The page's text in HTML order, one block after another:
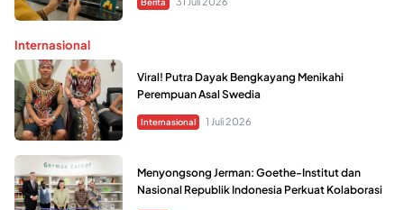
Internasional
Viral! Putra Dayak Bengkayang Menikahi
Perempuan Asal Swedia
Internasional 1 Juli 2026
Menyongsong Jerman: Goethe-Institut dan
Nasional Republik Indonesia Perkuat Kolaborasi